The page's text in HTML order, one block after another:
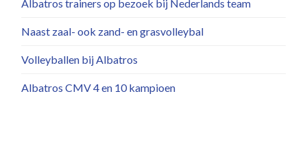
Albatros trainers op bezoek bij Nederlands team
Naast zaal- ook zand- en grasvolleybal
Volleyballen bij Albatros
Albatros CMV 4 en 10 kampioen